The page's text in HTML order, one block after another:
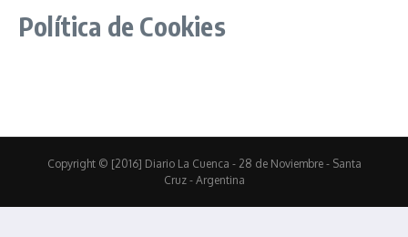
Política de Cookies
Copyright © [2016] Diario La Cuenca - 28 de Noviembre - Santa
Cruz - Argentina